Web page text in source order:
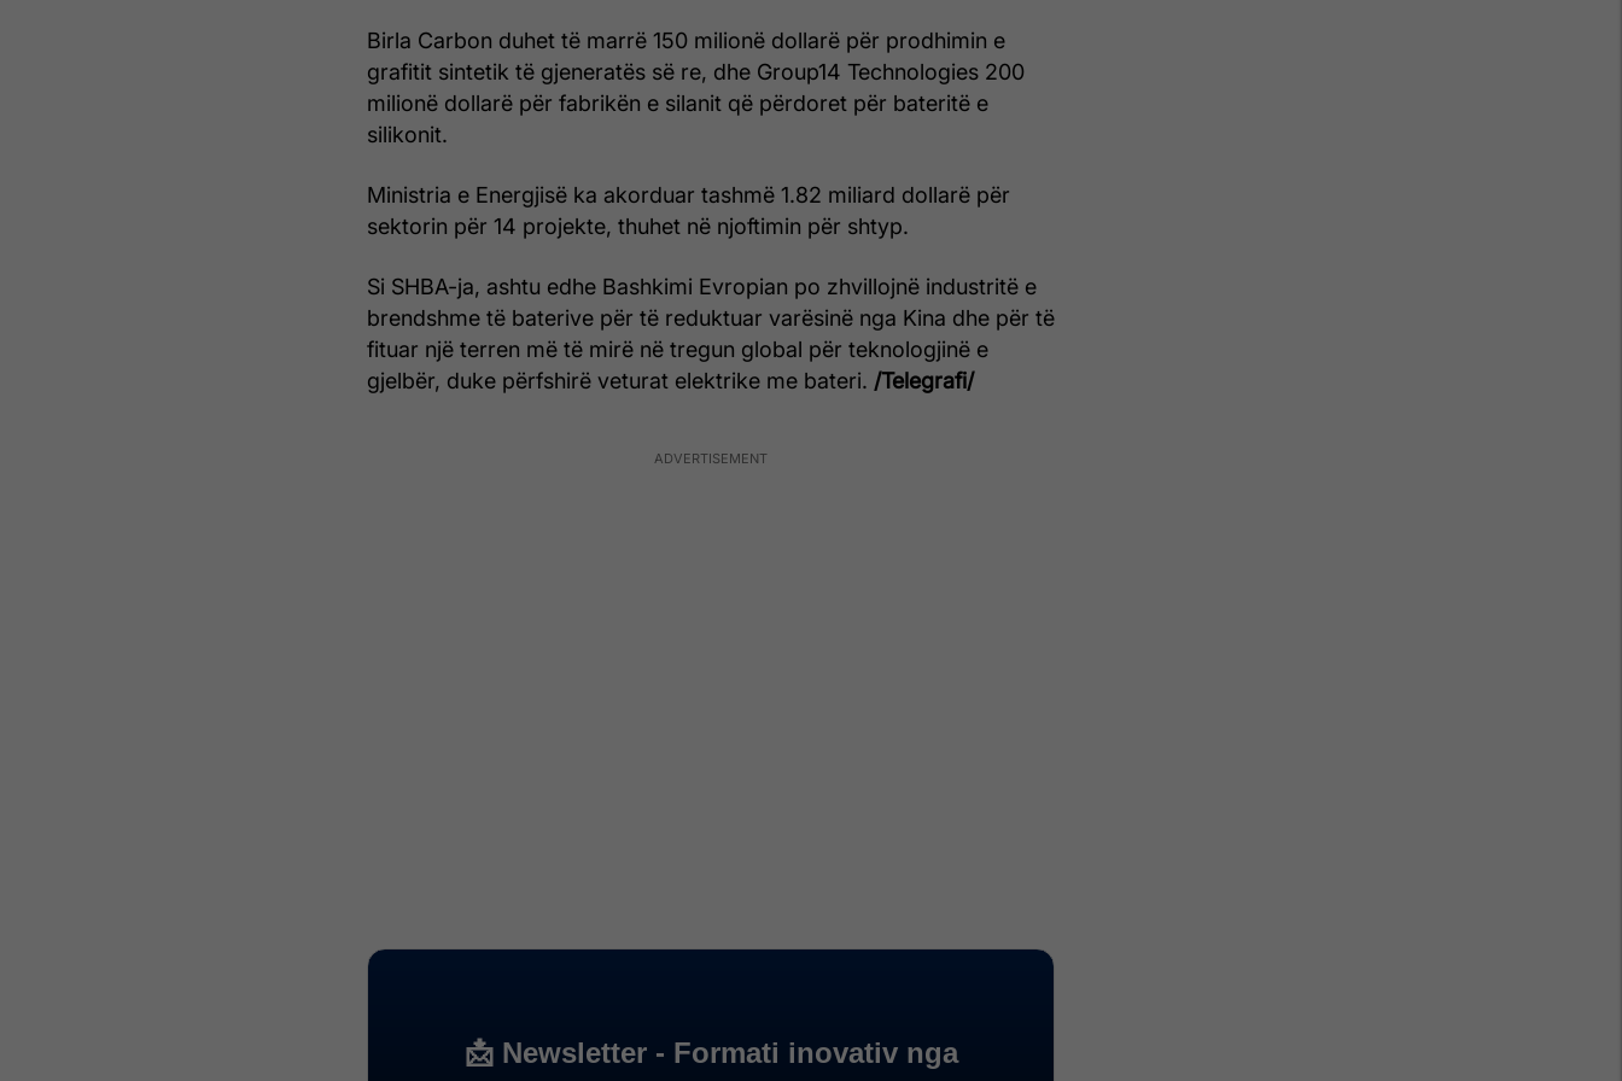
Birla Carbon duhet të marrë 150 milionë dollarë për prodhimin e
grafitit sintetik të gjeneratës së re, dhe Group14 Technologies 200
milionë dollarë për fabrikën e silanit që përdoret për bateritë e
silikonit.
Ministria e Energjisë ka akorduar tashmë 1.82 miliard dollarë për
sektorin për 14 projekte, thuhet në njoftimin për shtyp.
Si SHBA-ja, ashtu edhe Bashkimi Evropian po zhvillojnë industritë e
brendshme të baterive për të reduktuar varësinë nga Kina dhe për të
fituar një terren më të mirë në tregun global për teknologjinë e
gjelbër, duke përfshirë veturat elektrike me bateri. /Telegrafi/